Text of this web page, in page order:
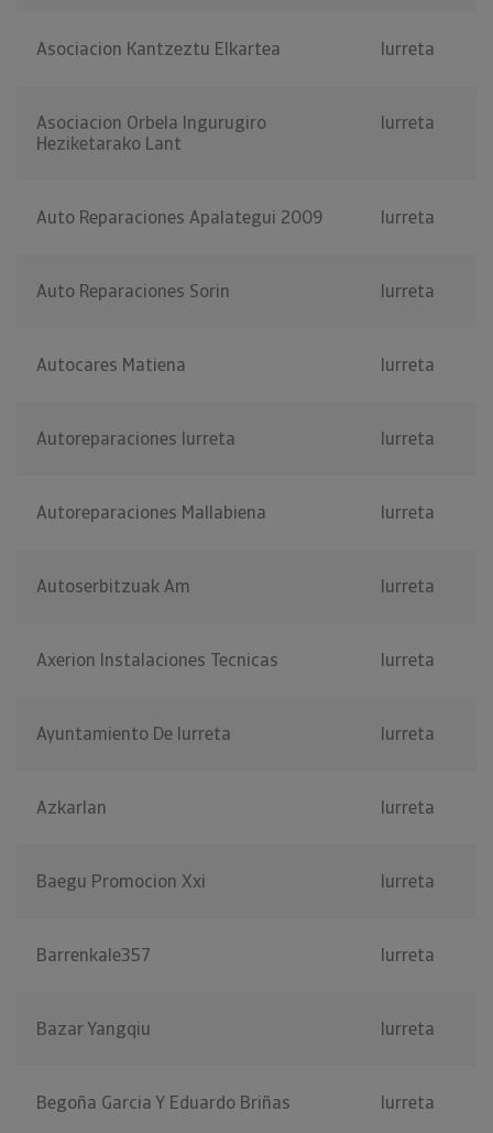
Asociacion Kantzeztu Elkartea Iurreta
Asociacion Orbela Ingurugiro
Heziketarako Lant
Iurreta
Auto Reparaciones Apalategui 2009 Iurreta
Auto Reparaciones Sorin Iurreta
Autocares Matiena Iurreta
Autoreparaciones Iurreta Iurreta
Autoreparaciones Mallabiena Iurreta
Autoserbitzuak Am Iurreta
Axerion Instalaciones Tecnicas Iurreta
Ayuntamiento De Iurreta Iurreta
Azkarlan Iurreta
Baegu Promocion Xxi Iurreta
Barrenkale357 Iurreta
Bazar Yangqiu Iurreta
Begoña Garcia Y Eduardo Briñas Iurreta